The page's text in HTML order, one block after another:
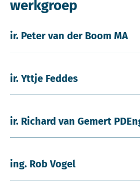
werkgroep
ir. Peter van der Boom MA
ir. Yttje Feddes
ir. Richard van Gemert
ing. Rob Vogel